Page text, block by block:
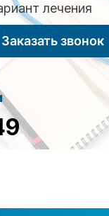
лечения
Заказать звонок